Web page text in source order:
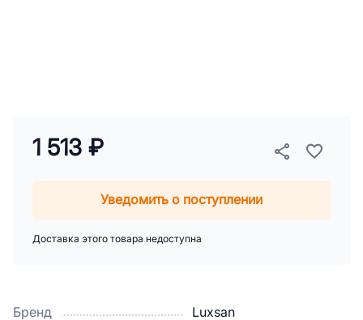
Бренд
Luxsan
1 513 ₽
Уведомить о поступлении
Доставка этого товара недоступна